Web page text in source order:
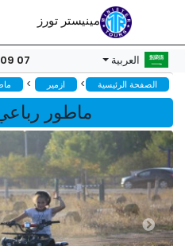
مينيستر تورز
العربية 07
الصفحة الرئيسية > ازمير >
ماطور